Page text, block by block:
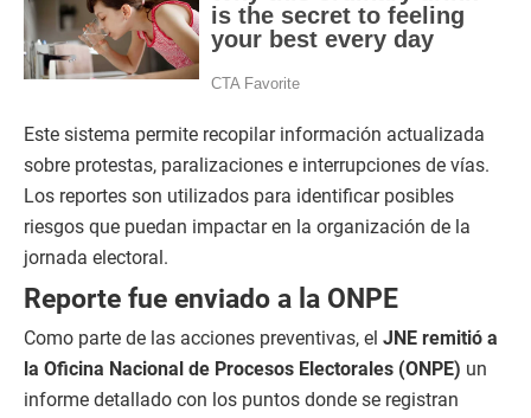
Este sistema permite recopilar información actualizada
sobre protestas, paralizaciones e interrupciones de vías.
Los reportes son utilizados para identificar posibles
riesgos que puedan impactar en la organización de la
jornada electoral.
Reporte fue enviado a la ONPE
Como parte de las acciones preventivas, el JNE remitió a
la Oficina Nacional de Procesos Electorales (ONPE) un
informe detallado con los puntos donde se registran